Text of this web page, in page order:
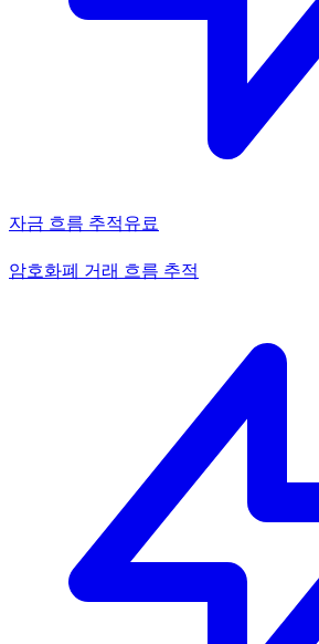
자금 흐름 추적유료
암호화폐 거래 흐름 추적